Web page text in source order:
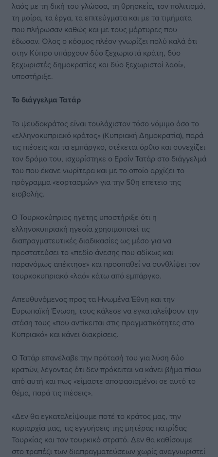
λαός με τη δική του γλώσσα, τη θρησκεία, τον πολιτισμό,
τη μοίρα, τα έργα, τα επιτεύγματα και με τα τιμήματα
που πλήρωσαν καθώς και με τους μάρτυρες που
έδωσαν. Όλος ο κόσμος πλέον γνωρίζει πολύ καλά ότι
στην Κύπρο υπάρχουν δύο ξεχωριστά κράτη, δύο
ξεχωριστές δημοκρατίες και δύο ξεχωριστοί λαοί»,
υποστήριξε.
To διάγγελμα Τατάρ
Το ψευδοκράτος είναι τουλάχιστον τόσο νόμιμο όσο το
«ελληνοκυπριακό κράτος» (Κυπριακή Δημοκρατία), παρά
τις πιέσεις και τα εμπάργκο, στέκεται όρθιο και συνεχίζει
τον δρόμο του, ισχυρίστηκε ο Ερσίν Τατάρ στο διάγγελμά
του που έκανε νωρίτερα και με το οποίο αρχίζει το
πρόγραμμα «εορτασμών» για την 50η επέτειο της
εισβολής.
Ο Τουρκοκύπριος ηγέτης υποστήριξε ότι η
ελληνοκυπριακή ηγεσία χρησιμοποιεί τις
διαπραγματευτικές διαδικασίες ως μέσο για να
προστατεύσει το «πεδίο άνεσης που αδίκως και
παρανόμως απέκτησε» και προσπαθεί να συνθλίψει τον
τουρκοκυπριακό «λαό» κάτω από εμπάργκο.
Απευθυνόμενος προς τα Ηνωμένα Έθνη και την
Ευρωπαϊκή Ένωση, τους κάλεσε να εγκαταλείψουν την
στάση τους «που αντίκειται στις πραγματικότητες στο
Κυπριακό» και κάνει διακρίσεις.
Ο Τατάρ επανέλαβε την πρότασή του για λύση δύο
κρατών, λέγοντας ότι δεν πρόκειται να κάνει βήμα πίσω
από αυτή και πως «είμαστε αποφασισμένοι σε αυτό το
θέμα, παρά τις πιέσεις».
«Δεν θα εγκαταλείψουμε ποτέ το κράτος μας, την
κυριαρχία μας, τις εγγυήσεις της μητέρας πατρίδας
Τουρκίας και τον τουρκικό στρατό. Δεν θα καθίσουμε
στο τραπέζι των διαπραγματεύσεων χωρίς αναγνωριστεί